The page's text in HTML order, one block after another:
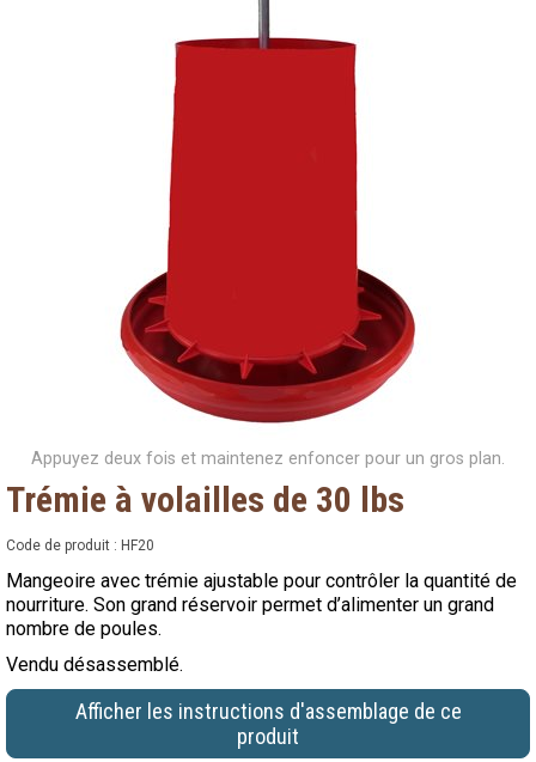
Produits saisonniers
Nouveaux produits
Appuyez deux fois et maintenez enfoncer pour un gros plan.
Trémie à volailles de 30 lbs
Code de produit : HF20
Mangeoire avec trémie ajustable pour contrôler la quantité de
nourriture. Son grand réservoir permet d’alimenter un grand
nombre de poules.
Vendu désassemblé.
Afficher les instructions d'assemblage de ce
produit